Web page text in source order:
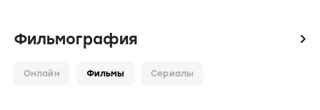
Фильмография icon
Онлайн Фильмы Сериалы